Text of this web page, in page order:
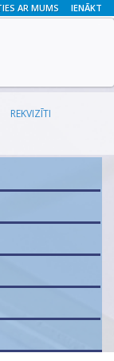
IENĀKT
AR MUMS
REKVIZĪTI